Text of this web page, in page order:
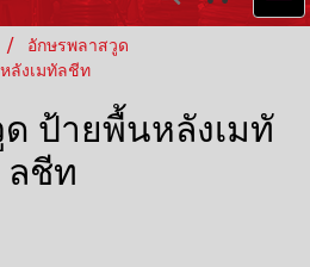
อักษรพลาสวูด
ลังเมทัลชีท
ป้ายพื้นหลังเมทั
ลชีท